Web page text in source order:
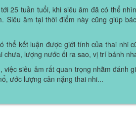
25 tuần tuổi, khi siêu âm đã có thể
Siêu âm tại thời điểm này cũng giúp
thể kết luận được giới tính của thai nhi
chưa, lượng nước ối ra sao, vị trí bánh
việc siêu âm rất quan trọng nhằm đánh
ước lượng cân nặng thai nhi...